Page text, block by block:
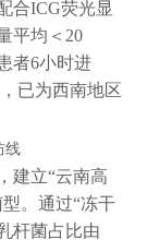
合ICG荧光显
平均＜20
者6小时进
已为西南地区
线
建立“云南高
。通过“冻干
杆菌占比由